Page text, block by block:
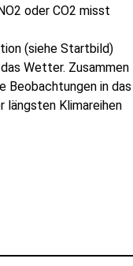
oder CO2 misst
(siehe Startbild)
Wetter. Zusammen
Beobachtungen in das
Klimareihen